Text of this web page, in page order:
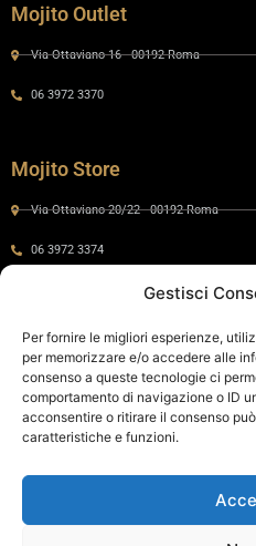
Gestisci
Per fornire le migliori esperienze,
per memorizzare e/o accedere alle
consenso a queste tecnologie ci
comportamento di navigazione o ID
acconsentire o ritirare il consenso
caratteristiche e funzioni.
Mojito Outlet
Via Ottaviano 16 - 00192 Roma
06 3972 3370
Mojito Store
Via Ottaviano 20/22 - 00192 Roma
06 3972 3374
Via Ottaviano 24 - 00192 Roma
06 575 8821
Policy
Cookie Policy